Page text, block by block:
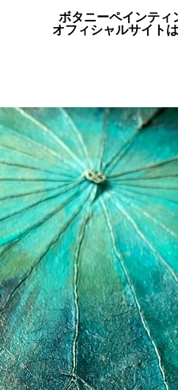
ボタニーペインティ
オフィシャルサイト